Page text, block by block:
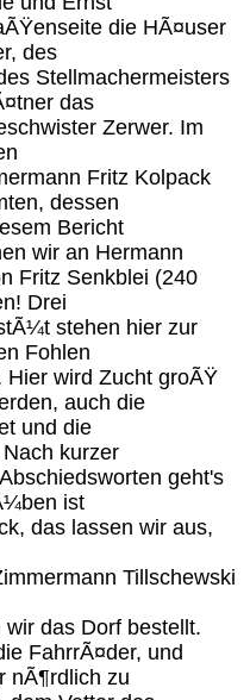
die HÃ¤user
des
Stellmachermeisters
das
Zerwer. Im
Fritz Kolpack
dessen
Bericht
wir an Hermann
Fritz Senkblei (240
Drei
stehen hier zur
Fohlen
Hier wird Zucht groÃŸ
auch die
und die
kurzer
geht's
ist
das lassen wir aus,
Tillschewski
das Dorf bestellt.
FahrrÃ¤der, und
nÃ¶rdlich zu